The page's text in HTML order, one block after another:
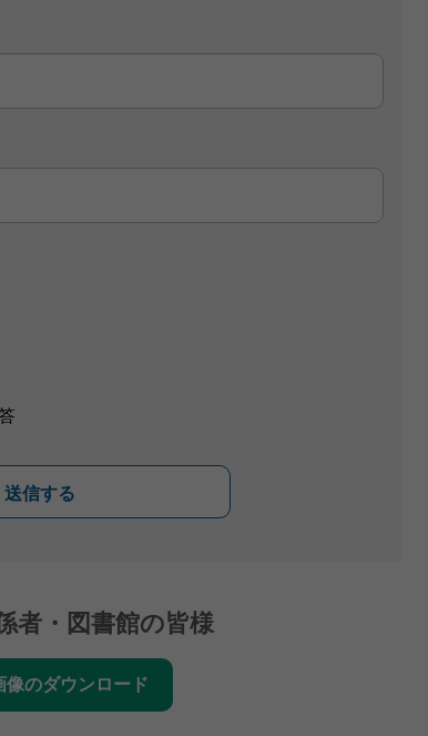
送信する
者・図書館の皆様
像のダウンロード